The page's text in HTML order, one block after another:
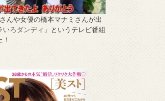
んや女優の橋本マナミさんが出
いろダンディ」 というテレビ番組